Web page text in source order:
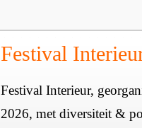
Festival
Festival Interieur,
2026, met diversiteit &